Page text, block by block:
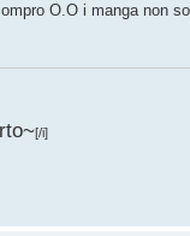
O.O i manga non
[/i]